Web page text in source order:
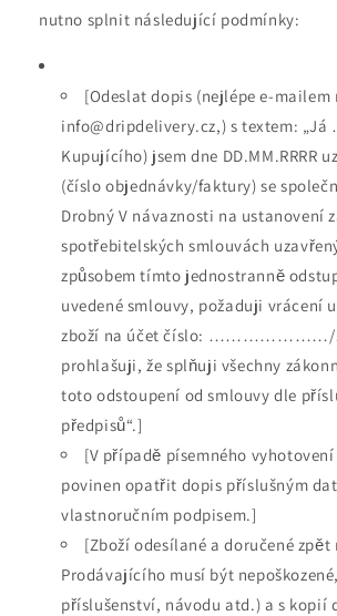
nutno splnit následující podmínky:
[Odeslat dopis (nejlépe e-mailem
info@dripdelivery.cz,) s textem:
Kupujícího) jsem dne DD.MM.RRRR
(číslo objednávky/faktury) se
Drobný V návaznosti na ustanovení
spotřebitelských smlouvách
způsobem tímto jednostranně
uvedené smlouvy, požaduji vrácení
zboží na účet číslo:
prohlašuji, že splňuji všechny
toto odstoupení od smlouvy dle
předpisů“.]
[V případě písemného
povinen opatřit dopis příslušným
vlastnoručním podpisem.]
[Zboží odesílané a doručené zpět
Prodávajícího musí být
příslušenství, návodu atd.) a s kopií